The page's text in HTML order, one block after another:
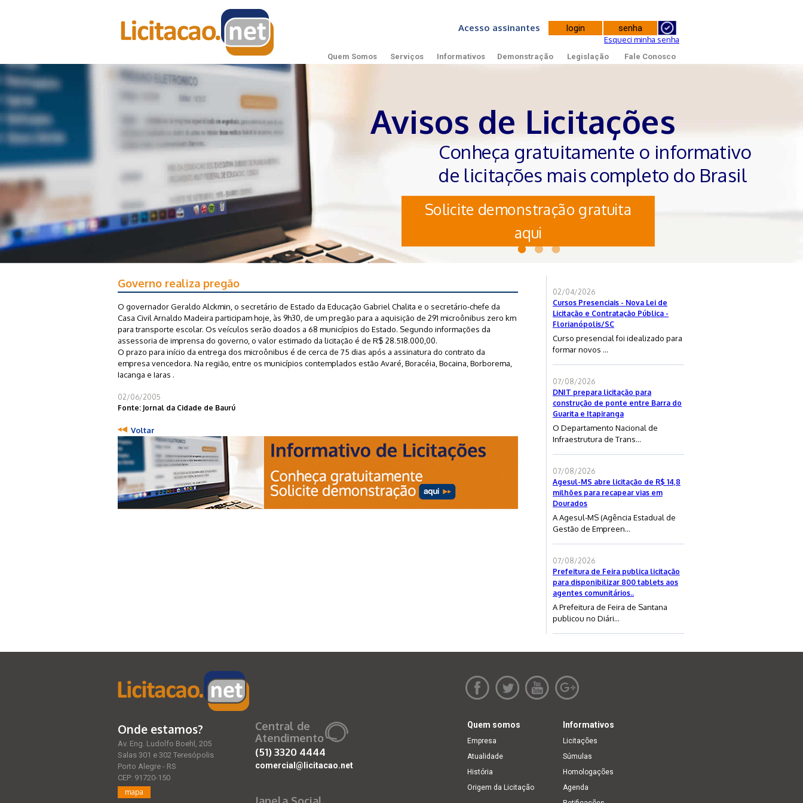
Acesso assinantes
Esqueci minha senha
Quem Somos Serviços Informativos Demonstração Legislação Fale Conosco
Avisos de Licitações
Conheça gratuitamente o informativo
de licitações mais completo do Brasil
Solicite demonstração gratuita
aqui
Governo realiza pregão
O governador Geraldo Alckmin, o secretário de Estado da Educação Gabriel Chalita e o secretário-chefe da
Casa Civil Arnaldo Madeira participam hoje, às 9h30, de um pregão para a aquisição de 291 microônibus zero km
para transporte escolar. Os veículos serão doados a 68 municípios do Estado. Segundo informações da
assessoria de imprensa do governo, o valor estimado da licitação é de R$ 28.518.000,00.
O prazo para início da entrega dos microônibus é de cerca de 75 dias após a assinatura do contrato da
empresa vencedora. Na região, entre os municípios contemplados estão Avaré, Boracéia, Bocaina, Borborema,
Iacanga e Iaras .
02/06/2005
Fonte: Jornal da Cidade de Baurú
Voltar
02/04/2026
Cursos Presenciais - Nova Lei de
Licitação e Contratação Pública -
Florianópolis/SC
Curso presencial foi idealizado para
formar novos ...
07/08/2026
DNIT prepara licitação para
construção de ponte entre Barra do
Guarita e Itapiranga
O Departamento Nacional de
Infraestrutura de Trans...
07/08/2026
Agesul-MS abre licitação de R$ 14,8
milhões para recapear vias em
Dourados
A Agesul-MS (Agência Estadual de
Gestão de Empreen...
07/08/2026
Prefeitura de Feira publica licitação
para disponibilizar 800 tablets aos
agentes comunitários..
A Prefeitura de Feira de Santana
publicou no Diári...
Onde estamos?
Av. Eng. Ludolfo Boehl, 205
Salas 301 e 302 Teresópolis
Porto Alegre - RS
CEP: 91720-150
mapa
Central de
Atendimento
(51)3320 4444
comercial@licitacao.net
Quem somos
Empresa
Atualidade
História
Origem da Licitação
Informativos
Licitações
Súmulas
Homologações
Agenda